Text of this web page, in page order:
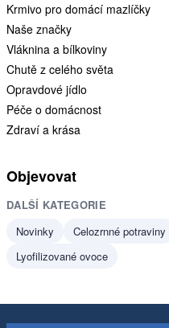
Krmivo pro domácí mazlíčky
Naše značky
Vláknina a bílkoviny
Chutě z celého světa
Opravdové jídlo
Péče o domácnost
Zdraví a krása
Objevovat
DALŠÍ KATEGORIE
Novinky
Celozrnné potraviny
Lyofilizované ovoce